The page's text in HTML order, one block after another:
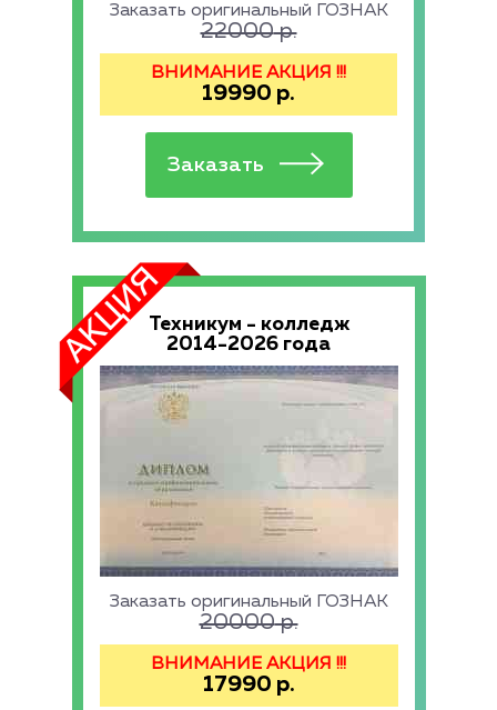
Заказать оригинальный ГОЗНАК
22000р.
ВНИМАНИЕ АКЦИЯ !!!
19990 р.
Техникум - колледж
2014-2026 года
Заказать оригинальный ГОЗНАК
20000р.
ВНИМАНИЕ АКЦИЯ !!!
17990 р.